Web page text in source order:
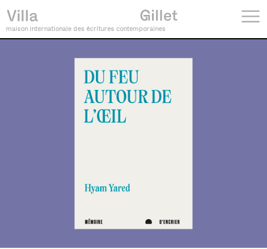
maison internationale des écritures contemporaines